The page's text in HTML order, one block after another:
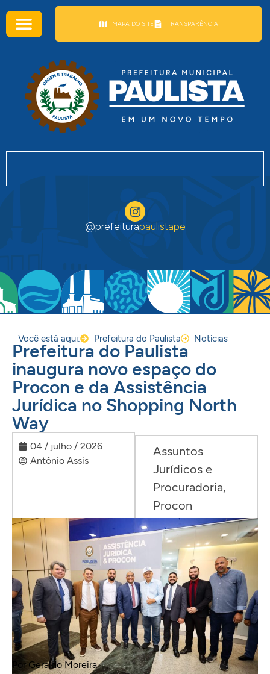
MAPA DO SITE TRANSPARÊNCIA
@prefeiturapaulistape
Você está aqui: Prefeitura do Paulista Notícias
Prefeitura do Paulista
inaugura novo espaço do
Procon e da Assistência
Jurídica no Shopping North
Way
04 / julho / 2026
Antônio Assis
Assuntos
Jurídicos e
Procuradoria,
Procon
Por Geraldo Moreira